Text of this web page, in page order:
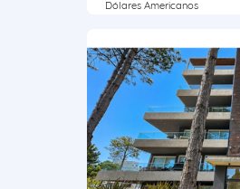
Dólares Americanos